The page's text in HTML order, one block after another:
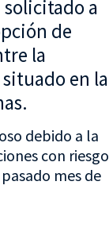
a
de
la
en la
debido a la
con riesgo
mes de